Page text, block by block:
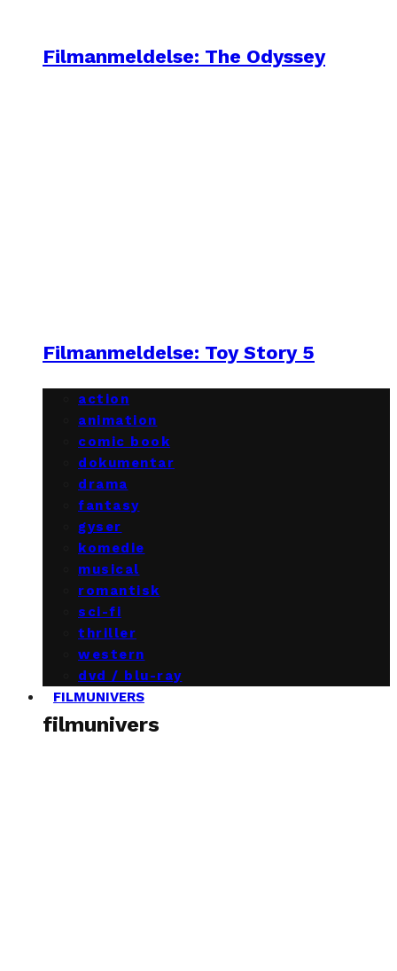
Filmanmeldelse: The Odyssey
Filmanmeldelse: Toy Story 5
action
animation
comic book
dokumentar
drama
fantasy
gyser
komedie
musical
romantisk
sci-fi
thriller
western
dvd / blu-ray
FILMUNIVERS
filmunivers